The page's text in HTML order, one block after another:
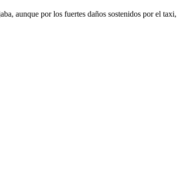
aunque por los fuertes daños sostenidos por el taxi,